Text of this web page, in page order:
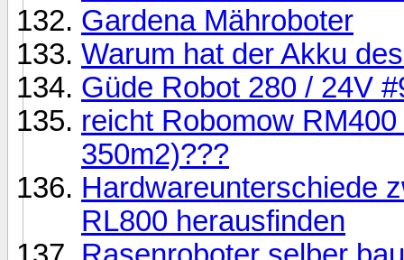
Gardena Mähroboter
Warum hat der Akku
Güde Robot 280 / 24V
reicht Robomow
350m2)???
Hardwareunterschiede
RL800 herausfinden